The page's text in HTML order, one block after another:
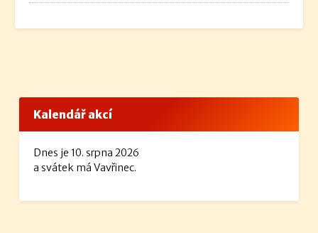
Kalendář akcí
Dnes je 10. srpna 2026
a svátek má Vavřinec.